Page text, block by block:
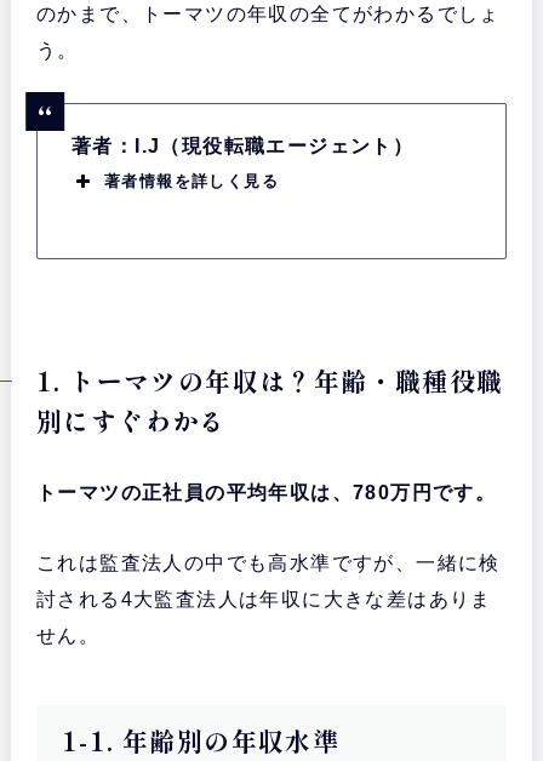
のかまで、トーマツの年収の全てがわかるでしょ
う。
著者：I.J（現役転職エージェント）
著者情報を詳しく見る
1. トーマツの年収は？年齢・職種役職
別にすぐわかる
トーマツの正社員の平均年収は、780万円です。
これは監査法人の中でも高水準ですが、一緒に検
討される4大監査法人は年収に大きな差はありま
せん。
1-1. 年齢別の年収水準